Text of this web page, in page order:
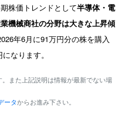
株価トレンドとして半導体・電
機械商社の分野は大きな上昇傾
年6月に91万円分の株を購入
なります。
また上記説明は情報が最新でない場
ータからお進み下さい。